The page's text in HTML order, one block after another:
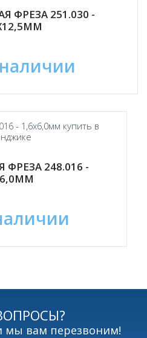
ФРЕЗА 251.030 -
248.016 -
мы вам перезвоним!